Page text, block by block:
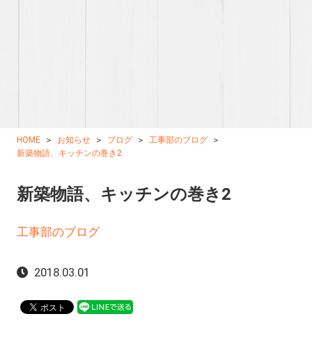
HOME お知らせ ブログ
工事部のブログ
新築物語、キッチンの巻き2
新築物語、キッチンの巻き2
工事部のブログ
2018.03.01